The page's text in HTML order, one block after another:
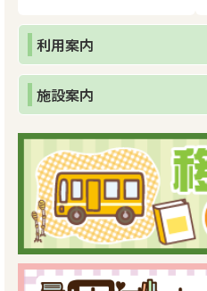
利用案内
施設案内